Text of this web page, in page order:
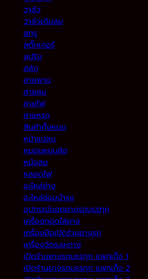
วาล์ว
วาล์วเติมลม
สกรู
สติ๊กเกอร์
สปริง
สลัก
สายพาน
สายลม
สายไฟ
สาแหรก
สินค้าทั้งหมด
หน้าแปลน
หมอนหนุนล้อ
หม้อลม
หลอดไฟ
อะไหล่ช่าง
อะไหล่ซ่อมบำรุง
อุปกรณ์ถอดยางรถบรรทุก
เครื่องถอดใส่ยาง
เครื่องมือเปิดร้านยางรถ
เครื่องวัดระยะทาง
เปิดร้านยางรถบรรทุก แพกเก็จ 1
เปิดร้านยางรถบรรทุก แพกเก็จ 2